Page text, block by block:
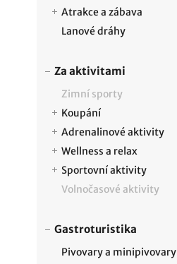
Atrakce a zábava
Lanové dráhy
Za aktivitami
Zimní sporty
Koupání
Adrenalinové aktivity
Wellness a relax
Sportovní aktivity
Volnočasové aktivity
Gastroturistika
Pivovary a minipivovary